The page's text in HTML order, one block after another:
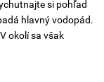
si pohľad
hlavný vodopád.
okolí sa však